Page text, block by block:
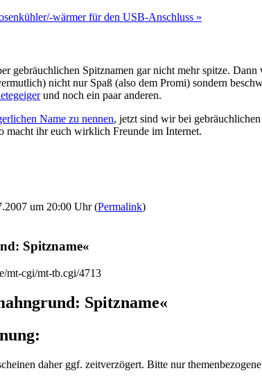
wärmer für den USB-Anschluss »
gebräuchlichen Spitznamen gar nicht mehr spitze.
nicht nur Spaß (also dem Promi) sondern
und noch ein paar anderen.
Name zu nennen, jetzt sind wir bei
macht ihr euch wirklich Freunde im Internet.
um 20:00 Uhr (Permalink)
Spitzname«
mt-cgi/mt-tb.cgi/4713
Spitzname«
daher ggf. zeitverzögert. Bitte nur